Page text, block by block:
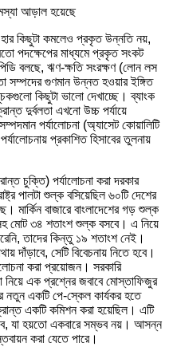
আড়াল হয়েছে
হার কিছুটা কমলেও প্রকৃত উন্নতি নয়,
পদক্ষেপের মাধ্যমে প্রকৃত সংকট
বলছে, ঋণ-ক্ষতি সংরক্ষণ (লোন লস
সম্পদের গুণমান উন্নত হওয়ার ইঙ্গিত
কিছুটা ভালো দেখাচ্ছে। ব্যাংক
দুর্বলতা এখনো উচ্চ পর্যায়ে
পর্যালোচনা (অ্যাসেট কোয়ালিটি
প্রকাশিত হিসাবের তুলনায়
চুক্তি) পর্যালোচনা করা দরকার
পালটা শুল্ক বসিয়েছিল ৬০টি দেশের
মার্কিন বাজারে বাংলাদেশের গড় শুল্ক
মোট ৩৪ শতাংশ শুল্ক বসবে। এ নিয়ে
তাদের কিন্তু ১৯ শতাংশ নেই।
দাঁড়াবে, সেটি বিবেচনায় নিতে হবে।
করা প্রয়োজন। সরকারি
নিয়ে এক প্রশ্নের জবাবে মোস্তাফিজুর
নতুন একটি পে-স্কেল কার্যকর হতে
একটি কমিশন করা হয়েছিল। এটি
যা হয়তো একবারে সম্ভব নয়। আসন্ন
করা যেতে পারে।